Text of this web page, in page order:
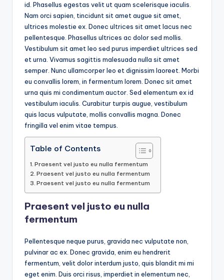
id. Phasellus egestas velit ut quam scelerisque iaculis.
Nam orci sapien, tincidunt sit amet augue sit amet,
ultrices molestie ex. Donec ultrices sit amet lacus nec
pellentesque. Phasellus ultrices ac dolor sed mollis.
Vestibulum sit amet leo sed purus imperdiet ultrices sed
et urna. Vivamus sagittis malesuada nulla sit amet
semper. Nunc ullamcorper leo et dignissim laoreet. Morbi
eu convallis lorem, in fermentum lorem. Donec sit amet
urna quis mi condimentum auctor. Sed elementum ex id
vestibulum iaculis. Curabitur turpis augue, vestibulum
quis lacus vulputate, mollis convallis magna. Donec
fringilla vel enim vitae tempus.
Table of Contents
Praesent vel justo eu nulla fermentum
Praesent vel justo eu nulla fermentum
Praesent vel justo eu nulla fermentum
Praesent vel justo eu nulla
fermentum
Pellentesque neque purus, gravida nec vulputate non,
pulvinar ac ex. Donec gravida, enim eu hendrerit
fermentum, velit dolor interdum justo, quis blandit mi mi
eget enim. Duis orci risus, imperdiet in elementum nec,